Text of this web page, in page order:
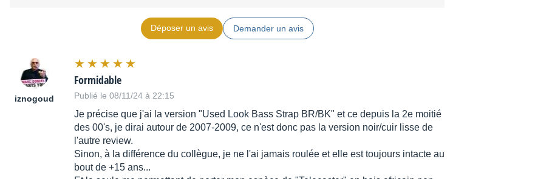
Déposer un avis Demander un avis
iznogoud
Formidable
Publié le 08/11/24 à 22:15
Je précise que j'ai la version "Used Look Bass Strap BR/BK" et ce depuis la 2e moitié
des 00's, je dirai autour de 2007-2009, ce n'est donc pas la version noir/cuir lisse de
l'autre review.
Sinon, à la différence du collègue, je ne l'ai jamais roulée et elle est toujours intacte au
bout de +15 ans...